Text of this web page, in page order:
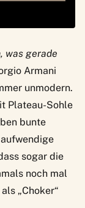
was gerade
Armani
unmodern.
Plateau-Sohle
bunte
sogar die
noch mal
„Choker“